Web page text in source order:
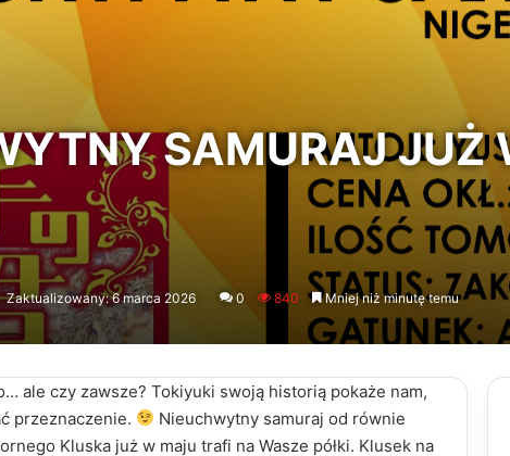
SAMURAJ JUŻ
Zaktualizowany: 6 marca 2026 0 840 Mniej niż minutę temu
ale czy zawsze? Tokiyuki swoją historią pokaże nam,
przeznaczenie.
Nieuchwytny samuraj od równie
Kluska już w maju trafi na Wasze półki. Klusek na